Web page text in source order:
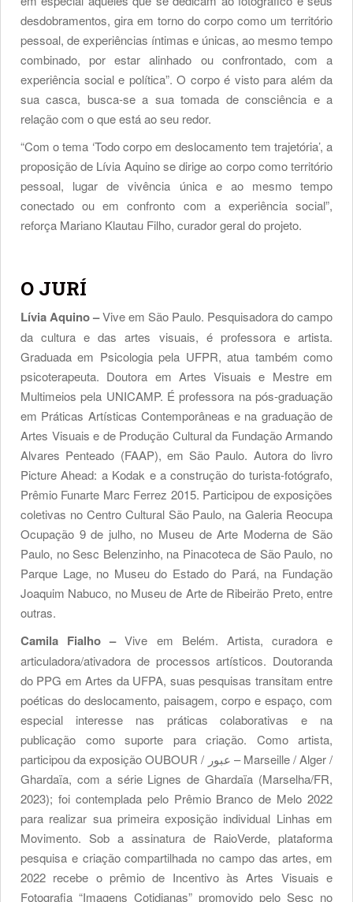
desdobramentos, gira em torno do corpo como um território
pessoal, de experiências íntimas e únicas, ao mesmo tempo
combinado, por estar alinhado ou confrontado, com a
experiência social e política”. O corpo é visto para além da
sua casca, busca-se a sua tomada de consciência e a
relação com o que está ao seu redor.
“Com o tema ‘Todo corpo em deslocamento tem trajetória’, a
proposição de Lívia Aquino se dirige ao corpo como território
pessoal, lugar de vivência única e ao mesmo tempo
conectado ou em confronto com a experiência social”,
reforça Mariano Klautau Filho, curador geral do projeto.
O JURÍ
Lívia Aquino –Vive em São Paulo. Pesquisadora do campo
da cultura e das artes visuais, é professora e artista.
Graduada em Psicologia pela UFPR, atua também como
psicoterapeuta. Doutora em Artes Visuais e Mestre em
Multimeios pela UNICAMP. É professora na pós-graduação
em Práticas Artísticas Contemporâneas e na graduação de
Artes Visuais e de Produção Cultural da Fundação Armando
Alvares Penteado (FAAP), em São Paulo. Autora do livro
Picture Ahead: a Kodak e a construção do turista-fotógrafo,
Prêmio Funarte Marc Ferrez 2015. Participou de exposições
coletivas no Centro Cultural São Paulo, na Galeria Reocupa
Ocupação 9 de julho, no Museu de Arte Moderna de São
Paulo, no Sesc Belenzinho, na Pinacoteca de São Paulo, no
Parque Lage, no Museu do Estado do Pará, na Fundação
Joaquim Nabuco, no Museu de Arte de Ribeirão Preto, entre
outras.
Camila Fialho –Vive em Belém. Artista, curadora e
articuladora/ativadora de processos artísticos. Doutoranda
do PPG em Artes da UFPA, suas pesquisas transitam entre
poéticas do deslocamento, paisagem, corpo e espaço, com
especial interesse nas práticas colaborativas e na
publicação como suporte para criação. Como artista,
participou da exposição OUBOUR / عبور – Marseille / Alger /
Ghardaïa, com a série Lignes de Ghardaïa (Marselha/FR,
2023); foi contemplada pelo Prêmio Branco de Melo 2022
para realizar sua primeira exposição individual Linhas em
Movimento. Sob a assinatura de RaioVerde, plataforma
pesquisa e criação compartilhada no campo das artes, em
2022 recebe o prêmio de Incentivo às Artes Visuais e
Fotografia “Imagens Cotidianas” promovido pelo Sesc no